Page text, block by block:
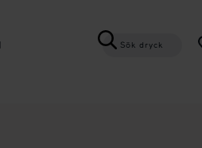
Sök dryck